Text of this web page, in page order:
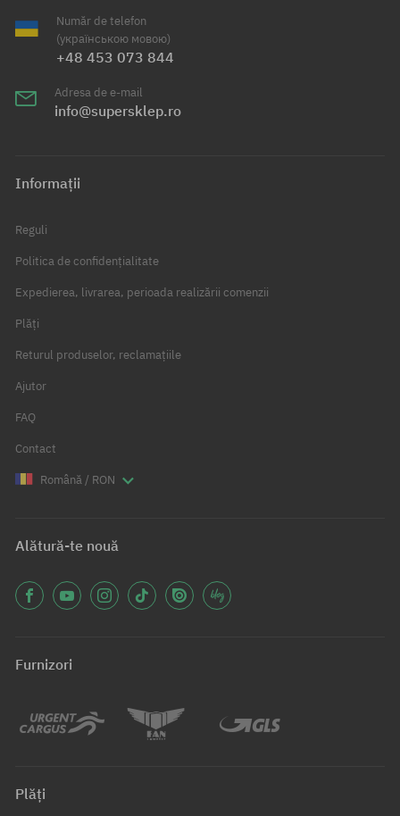
Număr de telefon
(українською мовою)
+48 453 073 844
Adresa de e-mail
info@supersklep.ro
Informații
Reguli
Politica de confidențialitate
Expedierea, livrarea, perioada realizării comenzii
Plăți
Returul produselor, reclamațiile
Ajutor
FAQ
Contact
Română / RON
Alătură-te nouă
Furnizori
Plăți